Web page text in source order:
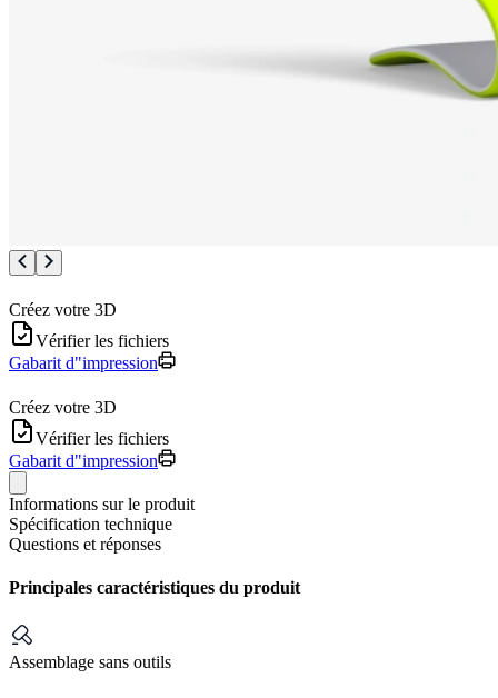
Créez votre 3D
Vérifier les fichiers
Gabarit d"impression
Créez votre 3D
Vérifier les fichiers
Gabarit d"impression
Informations sur le produit
Spécification technique
Questions et réponses
Principales caractéristiques du produit
Assemblage sans outils